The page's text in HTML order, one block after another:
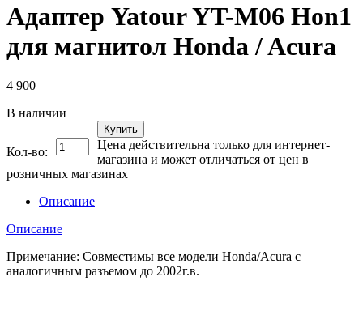
Адаптер Yatour YT-M06 Hon1
для магнитол Honda / Acura
4 900
В наличии
Кол-во:
Купить
Цена действительна только для интернет-
магазина и может отличаться от цен в
розничных магазинах
Описание
Описание
Примечание: Совместимы все модели Honda/Acura с
аналогичным разъемом до 2002г.в.